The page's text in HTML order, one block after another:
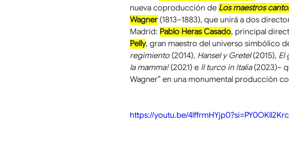
nueva coproducción de Los maestros
Wagner (1813–1883), que unirá a dos
Madrid: Pablo Heras Casado, principal
Pelly, gran maestro del universo simbólico
regimiento (2014), Hansel y Gretel (2015), El
la mamma! (2021) e Il turco in Italia (2023)–
Wagner” en una monumental producción
https://youtu.be/